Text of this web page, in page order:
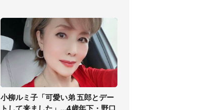
小柳ルミ子「可愛い弟 五郎とデー